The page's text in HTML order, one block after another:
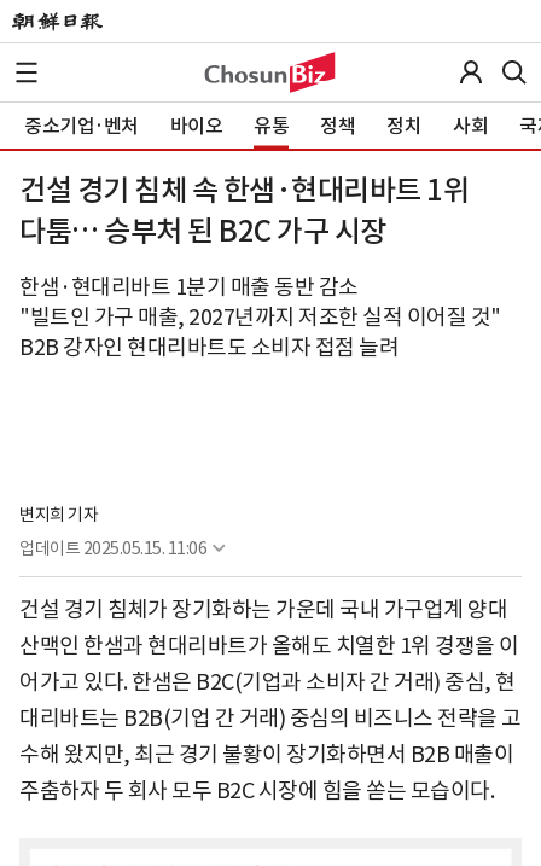
중소기업·벤처 바이오 유통 정책 정치 사회
건설 경기 침체 속 한샘·현대리바트 1위
다툼… 승부처 된 B2C 가구 시장
한샘·현대리바트 1분기 매출 동반 감소
"빌트인 가구 매출, 2027년까지 저조한 실적 이어질 것"
B2B 강자인 현대리바트도 소비자 접점 늘려
변지희 기자
업데이트 2025.05.15. 11:06
건설 경기 침체가 장기화하는 가운데 국내 가구업계 양대
산맥인 한샘과 현대리바트가 올해도 치열한 1위 경쟁을 이
어가고 있다. 한샘은 B2C(기업과 소비자 간 거래) 중심, 현
대리바트는 B2B(기업 간 거래) 중심의 비즈니스 전략을 고
수해 왔지만, 최근 경기 불황이 장기화하면서 B2B 매출이
주춤하자 두 회사 모두 B2C 시장에 힘을 쏟는 모습이다.